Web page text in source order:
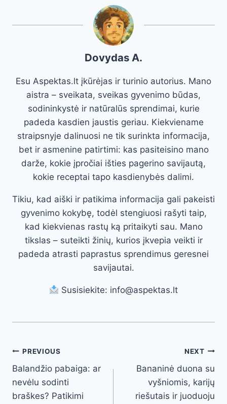
Dovydas A.
Esu Aspektas.lt įkūrėjas ir turinio autorius. Mano
aistra – sveikata, sveikas gyvenimo būdas,
sodininkystė ir natūralūs sprendimai, kurie
padeda kasdien jaustis geriau. Kiekviename
straipsnyje dalinuosi ne tik surinkta informacija,
bet ir asmenine patirtimi: kas pasiteisino mano
darže, kokie įpročiai išties pagerino savijautą,
kokie receptai tapo kasdienybės dalimi.
Tikiu, kad aiški ir patikima informacija gali pakeisti
gyvenimo kokybę, todėl stengiuosi rašyti taip,
kad kiekvienas rastų ką pritaikyti sau. Mano
tikslas – suteikti žinių, kurios įkvepia veikti ir
padeda atrasti paprastus sprendimus geresnei
savijautai.
Susisiekite: info@aspektas.lt
Post
navigation
PREVIOUS
Balandžio pabaiga: ar
nevėlu sodinti
braškes? Patikimi
NEXT
Bananinė duona su
vyšniomis, karijų
riešutais ir juoduoju